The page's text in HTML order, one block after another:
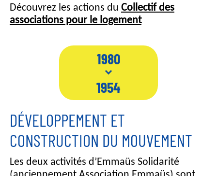
Découvrez les actions du Collectif des
associations pour le logement
1980
1954
DÉVELOPPEMENT ET
CONSTRUCTION DU MOUVEMENT
Les deux activités d’Emmaüs Solidarité